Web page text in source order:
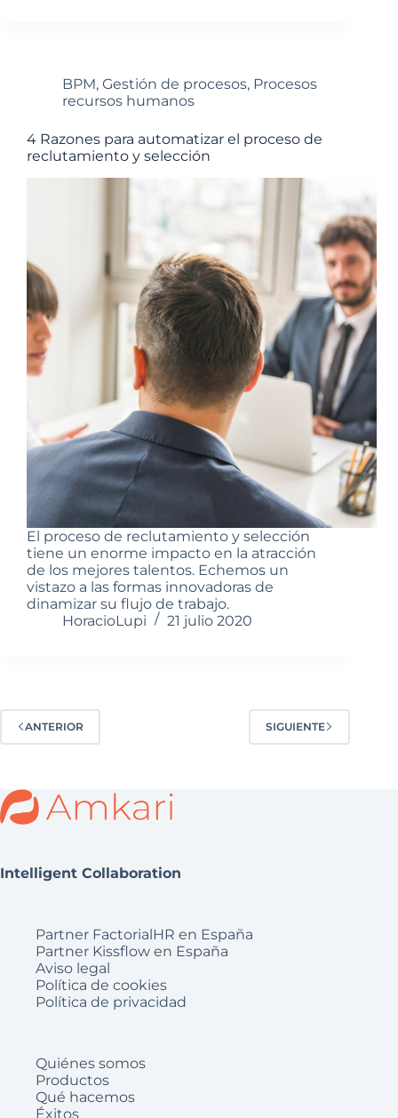
BPM, Gestión de procesos, Procesos
recursos humanos
4 Razones para automatizar el proceso de
reclutamiento y selección
El proceso de reclutamiento y selección
tiene un enorme impacto en la atracción
de los mejores talentos. Echemos un
vistazo a las formas innovadoras de
dinamizar su flujo de trabajo.
HoracioLupi
21 julio 2020
ANTERIOR SIGUIENTE
Intelligent Collaboration
Partner FactorialHR en España
Partner Kissflow en España
Aviso legal
Política de cookies
Política de privacidad
Quiénes somos
Productos
Qué hacemos
Éxitos